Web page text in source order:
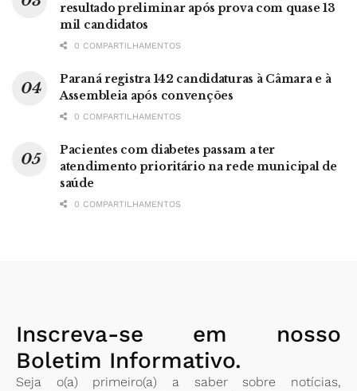
resultado preliminar após prova com quase 13
mil candidatos
0 COMPARTILHAMENTOS
Paraná registra 142 candidaturas à Câmara e à
Assembleia após convenções
0 COMPARTILHAMENTOS
Pacientes com diabetes passam a ter
atendimento prioritário na rede municipal de
saúde
0 COMPARTILHAMENTOS
Inscreva-se em nosso
Boletim Informativo.
Seja o(a) primeiro(a) a saber sobre notícias,